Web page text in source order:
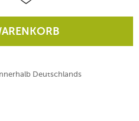
Deutschlands